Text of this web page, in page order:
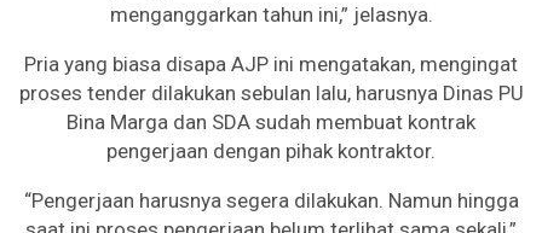
menganggarkan tahun ini,” jelasnya.
Pria yang biasa disapa AJP ini mengatakan, mengingat
proses tender dilakukan sebulan lalu, harusnya Dinas PU
Bina Marga dan SDA sudah membuat kontrak
pengerjaan dengan pihak kontraktor.
“Pengerjaan harusnya segera dilakukan. Namun hingga